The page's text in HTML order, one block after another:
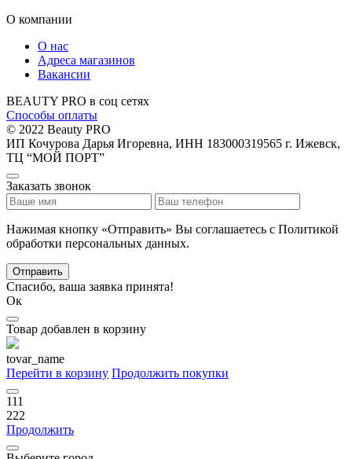
О компании
О нас
Адреса магазинов
Вакансии
BEAUTY PRO в соц сетях
Способы оплаты
© 2022 Beauty PRO
ИП Кочурова Дарья Игоревна, ИНН 183000319565 г. Ижевск,
ТЦ “МОЙ ПОРТ”
Заказать звонок
Нажимая кнопку «Отправить» Вы соглашаетесь с Политикой
обработки персональных данных.
Отправить
Спасибо, ваша заявка принята!
Ок
Товар добавлен в корзину
tovar_name
Перейти в корзину Продолжить покупки
111
222
Продолжить